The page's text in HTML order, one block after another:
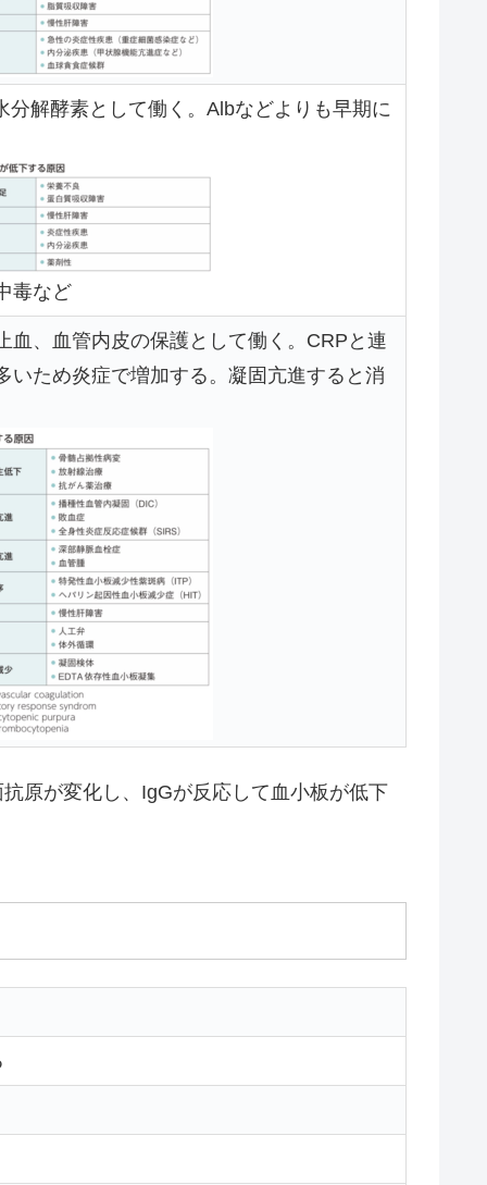
解酵素として働く。Albなどよりも早期に
毒など
血、血管内皮の保護として働く。CRPと連
いため炎症で増加する。凝固亢進すると消
原が変化し、IgGが反応して血小板が低下